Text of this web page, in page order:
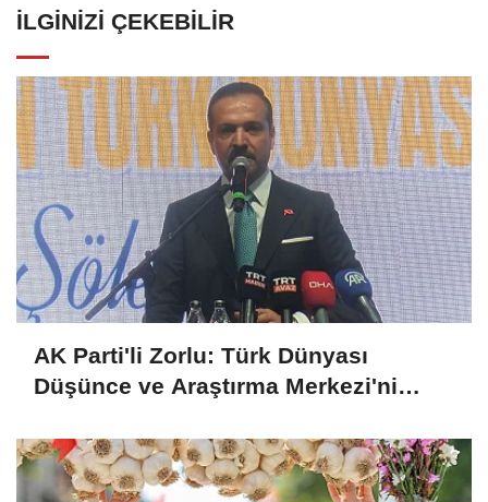
İLGINIZI ÇEKEBILIR
AK Parti'li Zorlu: Türk Dünyası
Düşünce ve Araştırma Merkezi'ni